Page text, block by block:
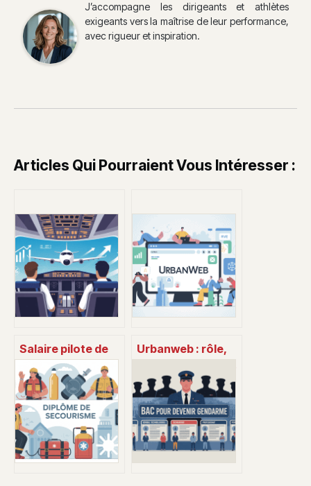
J’accompagne les dirigeants et athlètes
exigeants vers la maîtrise de leur performance,
avec rigueur et inspiration.
Articles Qui Pourraient Vous Intéresser :
Salaire pilote de
ligne : combien
gagne vraiment un
commandant de
bord ?
Urbanweb : rôle,
services clés au
quotidien